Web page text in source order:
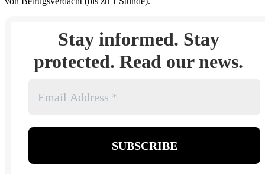
Stay informed. Stay
protected. Read our news.